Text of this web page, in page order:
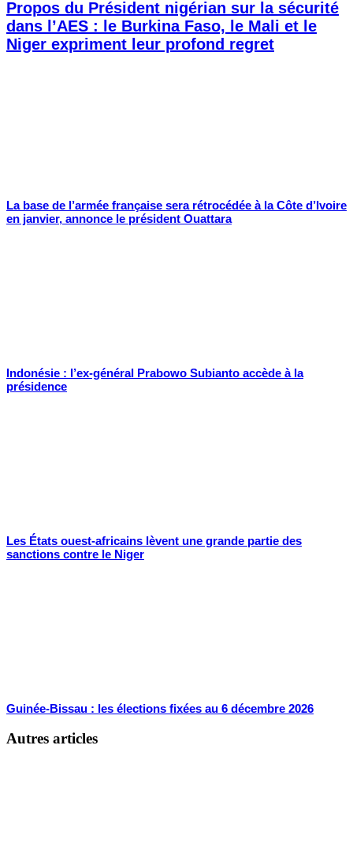
Propos du Président nigérian sur la sécurité
dans l’AES : le Burkina Faso, le Mali et le
Niger expriment leur profond regret
La base de l’armée française sera rétrocédée à la Côte d’Ivoire
en janvier, annonce le président Ouattara
Indonésie : l’ex-général Prabowo Subianto accède à la
présidence
Les États ouest-africains lèvent une grande partie des
sanctions contre le Niger
Guinée-Bissau : les élections fixées au 6 décembre 2026
Autres articles